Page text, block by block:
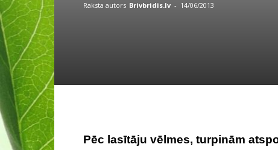
Raksta autors Brivbridis.lv - 14/06/2013
Pēc lasītāju vēlmes, turpinām